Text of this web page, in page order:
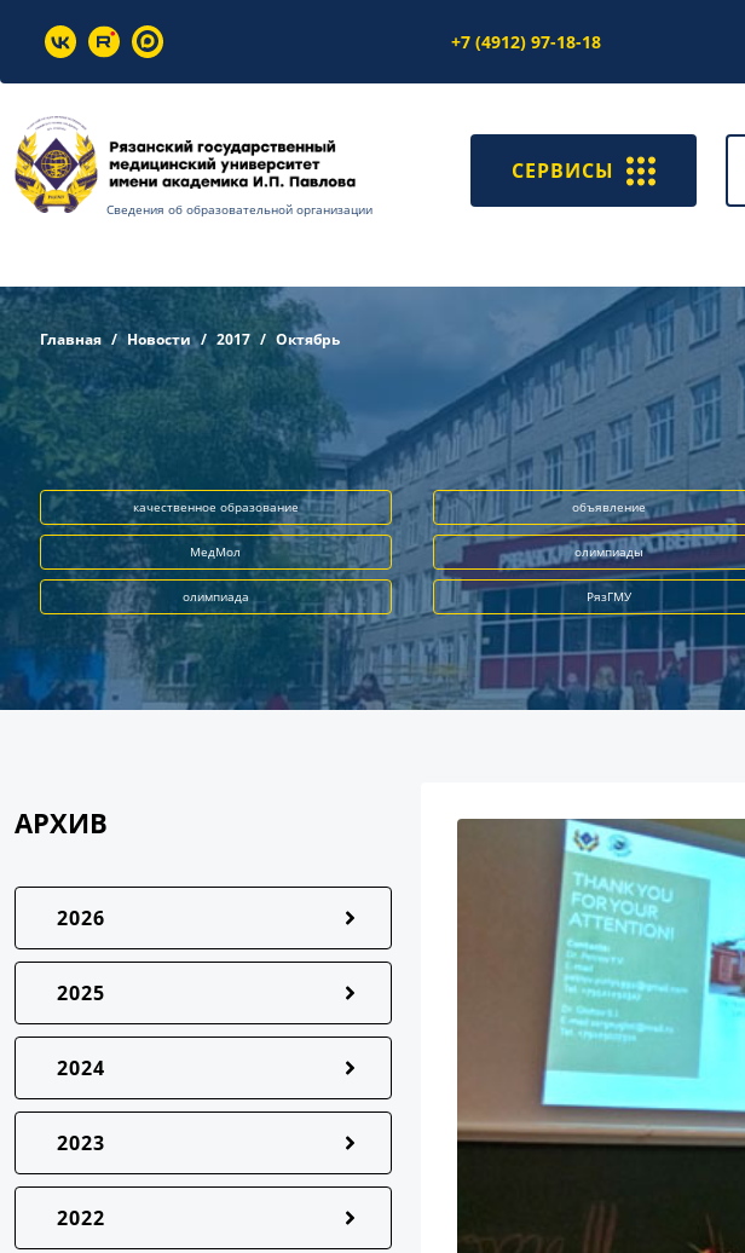
+7 (4912) 97-18-18
Сведения об образовательной организации
СЕРВИСЫ
Главная Новости 2017 Октябрь
качественное образование объявление
МедМол олимпиады
олимпиада РязГМУ
АРХИВ
2026
2025
2024
2023
2022